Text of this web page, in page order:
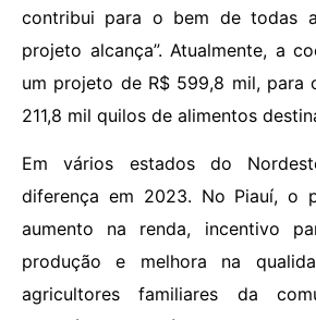
contribui para o bem de todas
projeto alcança”. Atualmente, a
um projeto de R$ 599,8 mil, para
211,8 mil quilos de alimentos
Em vários estados do
diferença em 2023. No Piauí, o
aumento na renda, incentivo
produção e melhora na
agricultores familiares da